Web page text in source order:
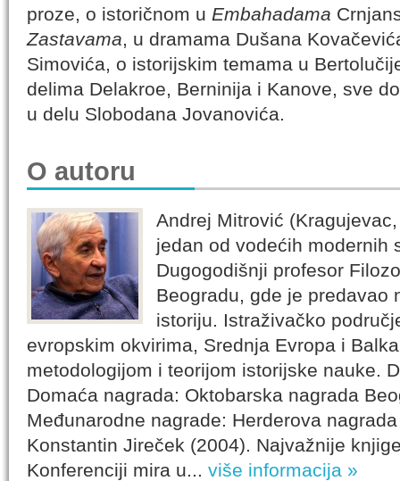
proze, o istoričnom u Embahadama
Zastavama, u dramama Dušana
Simovića, o istorijskim temama u
delima Delakroe, Berninija i Kanove, sve
u delu Slobodana Jovanovića.
O autoru
Andrej Mitrović
jedan od vodećih modernih
Dugogodišnji profesor
Beogradu, gde je predavao
istoriju. Istraživačko
evropskim okvirima, Srednja Evropa i
metodologijom i teorijom istorijske nauke.
Domaća nagrada: Oktobarska nagrada
Međunarodne nagrade: Herderova
Konstantin Jireček (2004). Najvažnije
Konferenciji mira u... više informacija »